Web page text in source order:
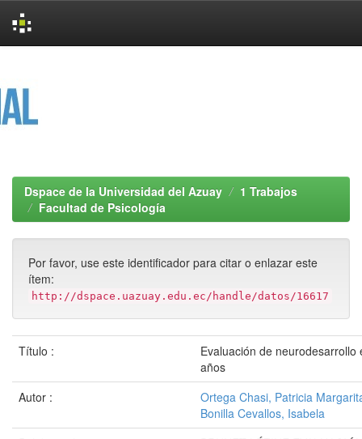
Dspace de la Universidad del Azuay
1 Trabajos
Facultad de Psicología
Por favor, use este identificador para citar o enlazar este
ítem:
http://dspace.uazuay.edu.ec/handle/datos/16617
Título :
Evaluación de neurodesarrollo
años
Autor :
Ortega Chasi, Patricia
Bonilla Cevallos, Isabela